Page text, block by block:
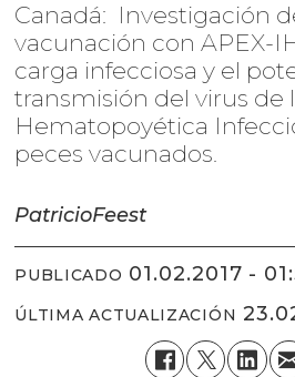
Canadá: Investigación
vacunación con APEX-
carga infecciosa y el
transmisión del virus de
Hematopoyética
peces vacunados.
PatricioFeest
PUBLICADO 01.02.2017 -
ÚLTIMA ACTUALIZACIÓN